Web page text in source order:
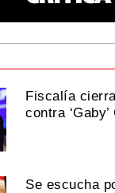
Fiscalía
contra
Se escucha